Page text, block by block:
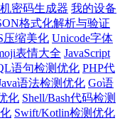
密码生成器 我的设备
格式化解析与验证
压缩美化 Unicode字体
表情大全 JavaScript
语句检测优化 PHP代
语法检测优化 Go语
化 Shell/Bash代码检测
Swift/Kotlin检测优化